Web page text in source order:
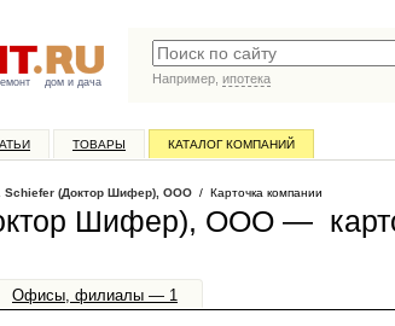
дом и дача
Например, ипотека
ТОВАРЫ КАТАЛОГ КОМПАНИЙ
Schiefer (Доктор Шифер), ООО / Карточка компании
Шифер), ООО —
Офисы, филиалы — 1